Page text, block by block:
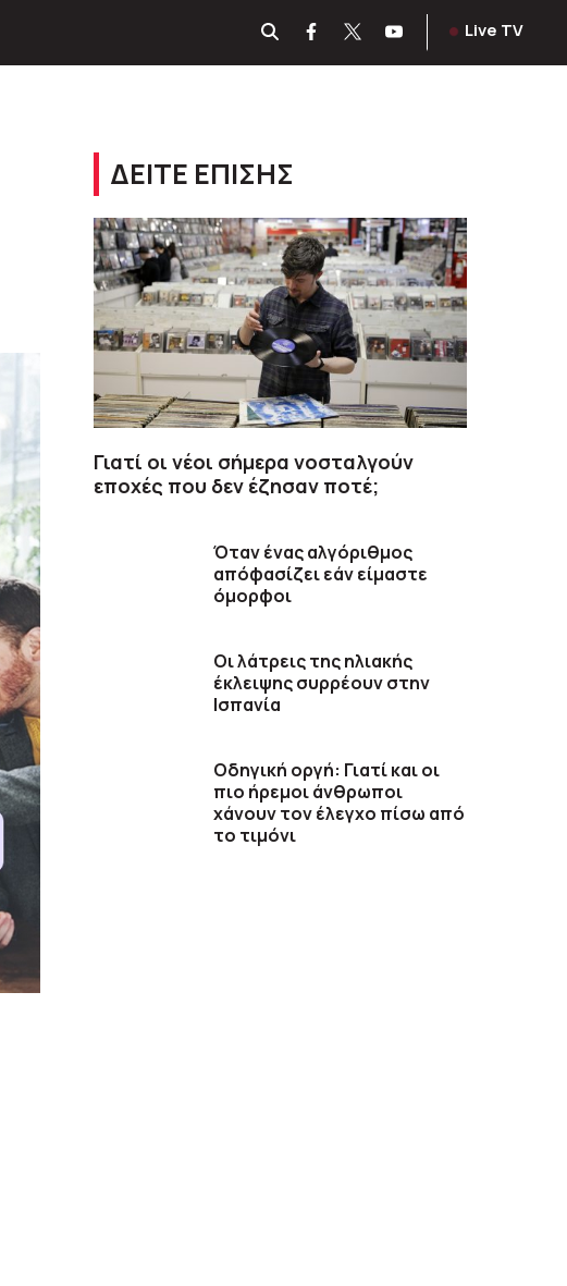
Live TV
ΔΕΙΤΕ ΕΠΙΣΗΣ
Γιατί οι νέοι σήμερα νοσταλγούν
εποχές που δεν έζησαν ποτέ;
Όταν ένας αλγόριθμος
απόφασίζει εάν είμαστε
όμορφοι
Οι λάτρεις της ηλιακής
έκλειψης συρρέουν στην
Ισπανία
Οδηγική οργή: Γιατί και οι
πιο ήρεμοι άνθρωποι
χάνουν τον έλεγχο πίσω από
το τιμόνι